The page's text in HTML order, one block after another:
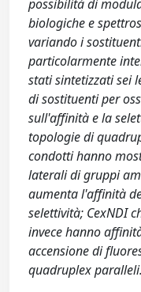
possibilità di
biologiche e
variando i
particolarmente
stati sintetizzati sei
di sostituenti per
sull'affinità e la
topologie di
condotti hanno
laterali di gruppi
aumenta l'affinità
selettività; CexNDI
invece hanno
accensione di
quadruplex paralleli.